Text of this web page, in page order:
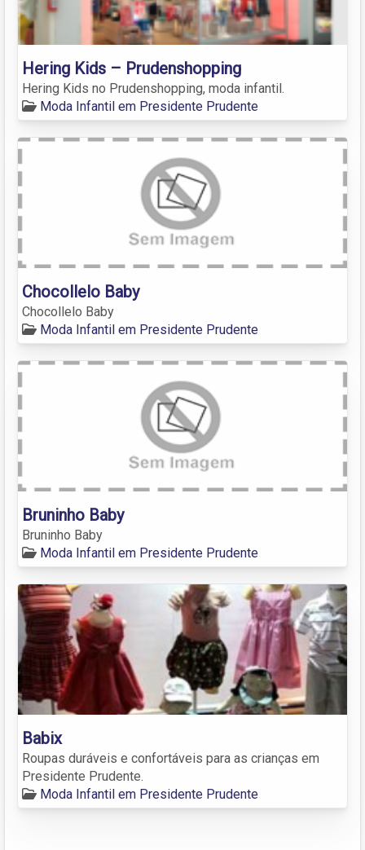
Hering Kids – Prudenshopping
Hering Kids no Prudenshopping, moda infantil.
Moda Infantil em Presidente Prudente
Chocollelo Baby
Chocollelo Baby
Moda Infantil em Presidente Prudente
Bruninho Baby
Bruninho Baby
Moda Infantil em Presidente Prudente
Babix
Roupas duráveis e confortáveis para as crianças em
Presidente Prudente.
Moda Infantil em Presidente Prudente